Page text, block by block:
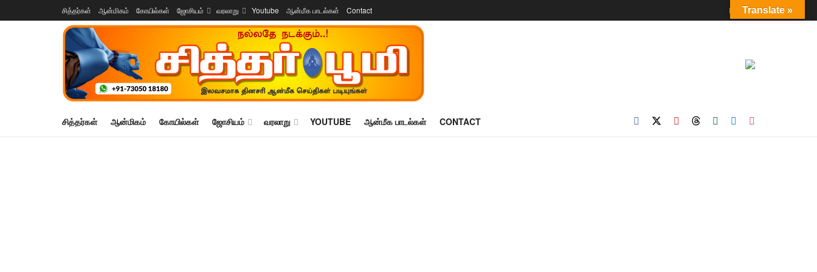
சித்தர்கள் ஆன்மிகம் கோயில்கள் ஜோசியம் வரலாறு Youtube ஆன்மீக பாடல்கள் Contact Login
சித்தர்கள் ஆன்மிகம் கோயில்கள் ஜோசியம் வரலாறு YOUTUBE ஆன்மீக பாடல்கள் CONTACT
Translate »